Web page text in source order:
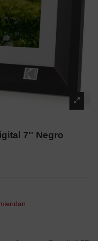
7'' Negro